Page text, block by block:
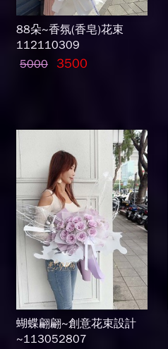
88朵~香氛(香皂)花束
112110309
5000 3500
蝴蝶翩翩~創意花束設計
~113052807